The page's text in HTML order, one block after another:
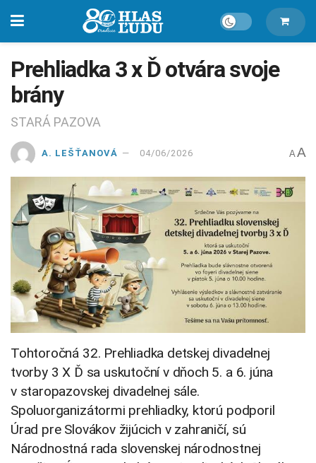
Prehliadka 3 x Ď otvára svoje
brány
STARÁ PAZOVA
A. LEŠŤANOVÁ 04/06/2026 A A
Tohtoročná 32. Prehliadka detskej divadelnej
tvorby 3 X Ď sa uskutoční v dňoch 5. a 6. júna
v staropazovskej divadelnej sále.
Spoluorganizátormi prehliadky, ktorú podporil
Úrad pre Slovákov žijúcich v zahraničí, sú
Národnostná rada slovenskej národnostnej